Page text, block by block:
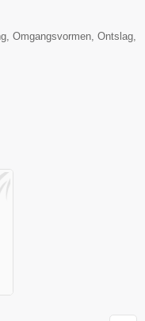
Omgangsvormen, Ontslag,